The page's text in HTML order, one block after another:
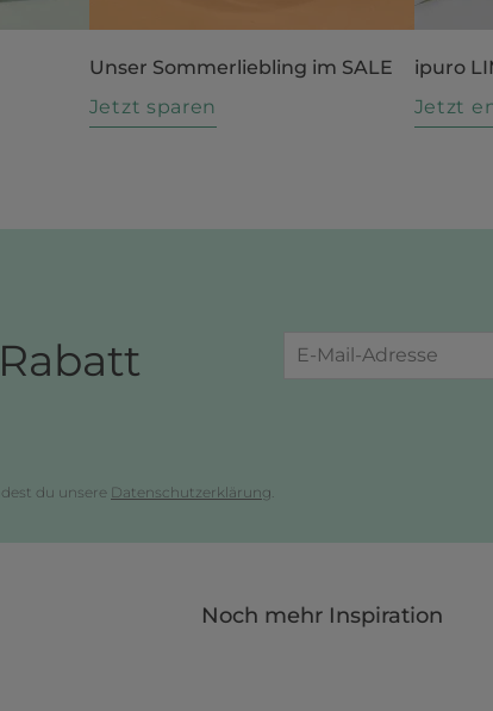
Unser Sommerliebling im SALE
Jetzt sparen
ipuro
Jetzt
du unsere Datenschutzerklärung.
Noch mehr Inspiration